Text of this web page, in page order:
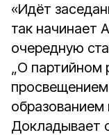
«Идёт
так начинает
очередную
„О партийном
образованием
Докладывает